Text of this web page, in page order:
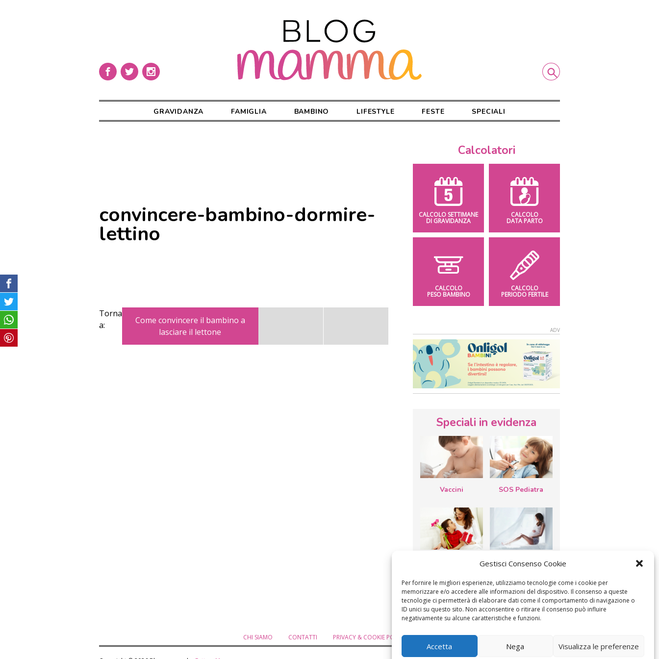
Gestisci Consenso Cookie
Per fornire le migliori esperienze, utilizziamo tecnologie come i cookie per
memorizzare e/o accedere alle informazioni del dispositivo. Il consenso a queste
tecnologie ci permetterà di elaborare dati come il comportamento di navigazione o
ID unici su questo sito. Non acconsentire o ritirare il consenso può influire
negativamente su alcune caratteristiche e funzioni.
Accetta Nega Visualizza le preferenze
GRAVIDANZA FAMIGLIA BAMBINO LIFESTYLE FESTE SPECIALI
convincere-bambino-dormire-
lettino
Torna
a:
Come convincere il bambino a
lasciare il lettone
Calcolatori
CALCOLO SETTIMANE
DI GRAVIDANZA
CALCOLO
DATA PARTO
CALCOLO
PESO BAMBINO
CALCOLO
PERIODO FERTILE
Speciali in evidenza
Vaccini SOS Pediatra
mamma: lavoretti,
filastrocche
Le settimane di
gravidanza
CHI SIAMO CONTATTI PRIVACY & COOKIE POLICY MODIFICA IL CONSENSO